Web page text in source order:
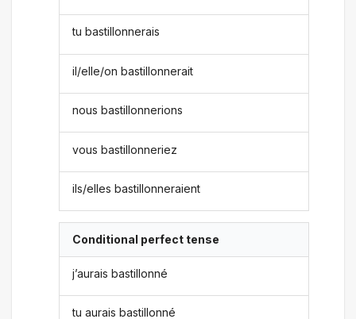
tu bastillonnerais
il/elle/on bastillonnerait
nous bastillonnerions
vous bastillonneriez
ils/elles bastillonneraient
Conditional perfect tense
j’aurais bastillonné
tu aurais bastillonné